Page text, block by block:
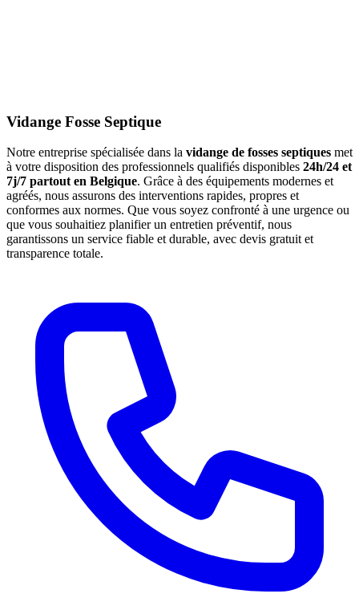
Vidange Fosse Septique
Notre entreprise spécialisée dans la vidange de fosses septiques met
à votre disposition des professionnels qualifiés disponibles 24h/24 et
7j/7 partout en Belgique. Grâce à des équipements modernes et
agréés, nous assurons des interventions rapides, propres et
conformes aux normes. Que vous soyez confronté à une urgence ou
que vous souhaitiez planifier un entretien préventif, nous
garantissons un service fiable et durable, avec devis gratuit et
transparence totale.